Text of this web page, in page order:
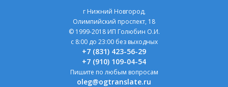
г Нижний Новгород,
Олимпийский проспект, 18
© 1999-2018 ИП Голюбин О.И.
с 8:00 до 23:00 без выходных
+7 (831) 423-56-29
+7 (910) 109-04-54
Пишите по любым вопросам
oleg@ogtranslate.ru